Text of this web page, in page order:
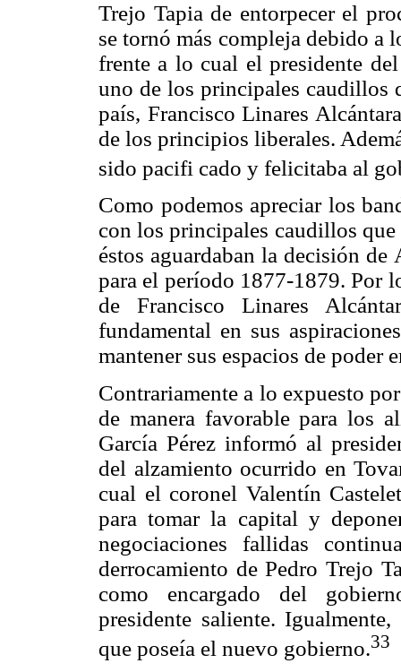
Trejo Tapia de entorpecer el
se tornó más compleja debido a
frente a lo cual el presidente
uno de los principales caudillos
país, Francisco Linares
de los principios liberales.
sido pacifi cado y felicitaba al
Como podemos apreciar los
con los principales caudillos
éstos aguardaban la decisión
para el período 1877-1879. Por
de Francisco Linares
fundamental en sus
mantener sus espacios de poder
Contrariamente a lo expuesto
de manera favorable para los
García Pérez informó al
del alzamiento ocurrido en
cual el coronel Valentín
para tomar la capital y
negociaciones fallidas
derrocamiento de Pedro Trejo
como encargado del
presidente saliente.
que poseía el nuevo gobierno.33